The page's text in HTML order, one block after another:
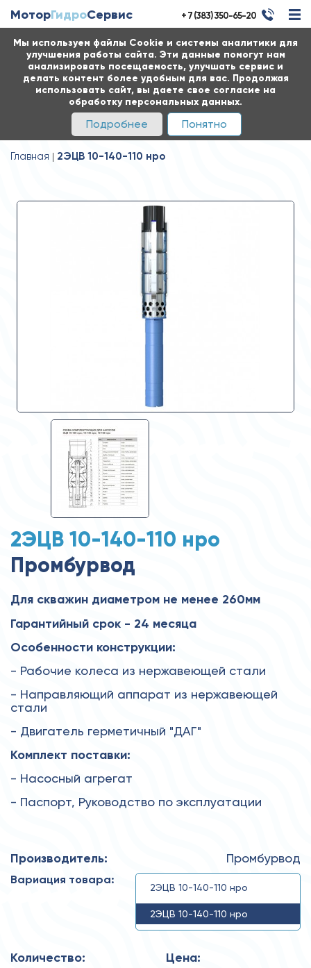
Мы используем файлы Cookie и системы аналитики для
улучшения работы сайта. Эти данные помогут нам
анализировать посещаемость, улучшать сервис и
делать контент более удобным для вас. Продолжая
использовать сайт, вы даете свое согласие на
обработку персональных данных.
Подробнее Понятно
МоторГидроСервис + 7 (383) 350-65-20
Главная 2ЭЦВ 10-140-110 нро
2ЭЦВ 10-140-110 нро
Промбурвод
Для скважин диаметром не менее 260мм
Гарантийный срок - 24 месяца
Особенности конструкции:
- Рабочие колеса из нержавеющей стали
- Направляющий аппарат из нержавеющей
стали
- Двигатель герметичный "ДАГ"
Комплект поставки:
- Насосный агрегат
- Паспорт, Руководство по эксплуатации
Производитель: Промбурвод
Вариация товара:
2ЭЦВ 10-140-110 нро
2ЭЦВ 10-140-110 нро
Количество: Цена: